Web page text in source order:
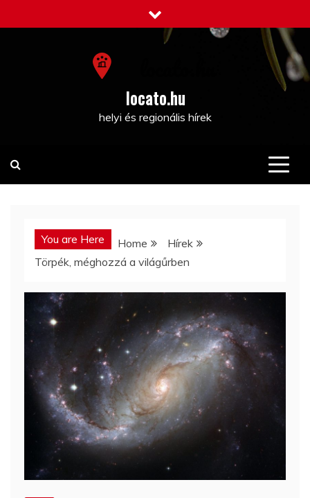
to
locato.hu
helyi és regionális hírek
You are Here Home
Hírek
Törpék, méghozzá a világűrben